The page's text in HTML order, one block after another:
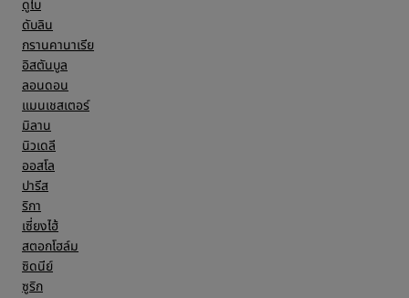
ดูไบ
ดับลิน
กรานคานาเรีย
อิสตันบูล
ลอนดอน
แมนเชสเตอร์
มิลาน
นิวเดลี
ออสโล
ปารีส
ริกา
เซี่ยงไฮ้
สตอกโฮล์ม
ซิดนีย์
ซูริก